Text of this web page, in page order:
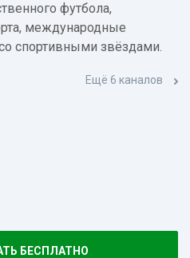
футбола,
международные
спортивными звёздами.
Ещё 6 каналов
БЕСПЛАТНО